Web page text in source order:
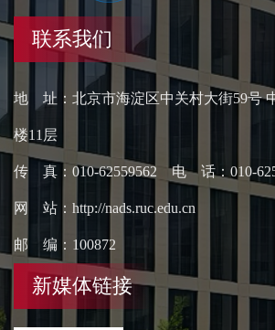
联系我们
地 址：北京市海淀区中关村大街59号
楼11层
传 真：010-62559562 电 话：010-
网 站：http://nads.ruc.edu.cn
邮 编：100872
新媒体链接